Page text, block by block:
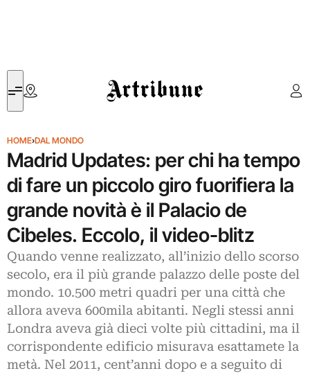
Artribune
HOME›DAL MONDO
Madrid Updates: per chi ha tempo
di fare un piccolo giro fuorifiera la
grande novità è il Palacio de
Cibeles. Eccolo, il video-blitz
Quando venne realizzato, all’inizio dello scorso
secolo, era il più grande palazzo delle poste del
mondo. 10.500 metri quadri per una città che
allora aveva 600mila abitanti. Negli stessi anni
Londra aveva già dieci volte più cittadini, ma il
corrispondente edificio misurava esattamete la
metà. Nel 2011, cent’anni dopo e a seguito di